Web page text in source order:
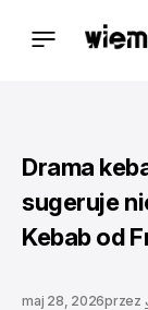
Drama
sugeruje
Kebab od
maj 28, 2026przez